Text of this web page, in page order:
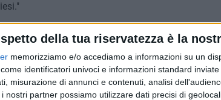
della tua riservatezza è la
memorizziamo e/o accediamo a informazioni su un
identificatori univoci e informazioni standard
misurazione di annunci e contenuti, analisi
nostri partner possiamo utilizzare dati precisi di
che ha abbracciato il progetto e spero che si
per colmare un piccolo tassello, in
di arte medievale e moderna".
in orario continuato dal martedì alla